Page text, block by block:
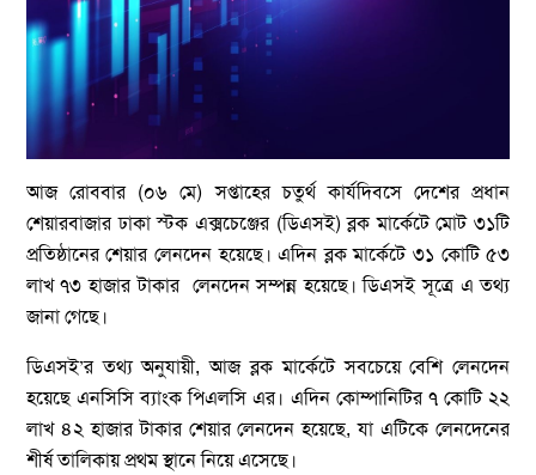
আজ রোববার (০৬ মে) সপ্তাহের চতুর্থ কার্যদিবসে দেশের প্রধান
শেয়ারবাজার ঢাকা স্টক এক্সচেঞ্জের (ডিএসই) ব্লক মার্কেটে মোট ৩১টি
প্রতিষ্ঠানের শেয়ার লেনদেন হয়েছে। এদিন ব্লক মার্কেটে ৩১ কোটি ৫৩
লাখ ৭৩ হাজার টাকার লেনদেন সম্পন্ন হয়েছে। ডিএসই সূত্রে এ তথ্য
জানা গেছে।
ডিএসই’র তথ্য অনুযায়ী, আজ ব্লক মার্কেটে সবচেয়ে বেশি লেনদেন
হয়েছে এনসিসি ব্যাংক পিএলসি এর। এদিন কোম্পানিটির ৭ কোটি ২২
লাখ ৪২ হাজার টাকার শেয়ার লেনদেন হয়েছে, যা এটিকে লেনদেনের
শীর্ষ তালিকায় প্রথম স্থানে নিয়ে এসেছে।